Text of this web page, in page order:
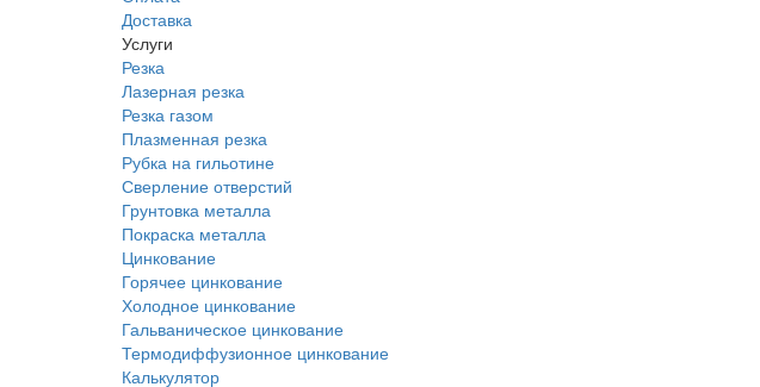
Доставка
Услуги
Резка
Лазерная резка
Резка газом
Плазменная резка
Рубка на гильотине
Сверление отверстий
Грунтовка металла
Покраска металла
Цинкование
Горячее цинкование
Холодное цинкование
Гальваническое цинкование
Термодиффузионное цинкование
Калькулятор